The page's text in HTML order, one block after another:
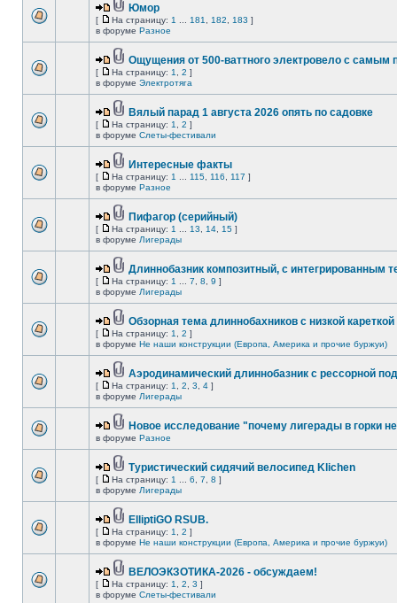
Юмор
[ На страницу: 1 181 182 183 ]
в форуме Разное
Ощущения от 500-ваттного электровело с самым
[ На страницу: 1 2 ]
в форуме Электротяга
Вялый парад 1 августа 2026 опять по садовке
[ На страницу: 1 2 ]
в форуме Слеты-фестивали
Интересные факты
[ На страницу: 1 115 116 117 ]
в форуме Разное
Пифагор (серийный)
[ На страницу: 1 13 14 15 ]
в форуме Лигерады
Длиннобазник композитный, с интегрированным
[ На страницу: 1 7 8 9 ]
в форуме Лигерады
Обзорная тема длиннобахников с низкой кареткой
[ На страницу: 1 2 ]
в форуме Не наши конструкции (Европа, Америка и прочие буржуи)
Аэродинамический длиннобазник с рессорной
[ На страницу: 1 2 3 4 ]
в форуме Лигерады
Новое исследование "почему лигерады в горки
в форуме Разное
Туристический сидячий велосипед Klichen
[ На страницу: 1 6 7 8 ]
в форуме Лигерады
ElliptiGO RSUB.
[ На страницу: 1 2 ]
в форуме Не наши конструкции (Европа, Америка и прочие буржуи)
ВЕЛОЭКЗОТИКА-2026 - обсуждаем!
[ На страницу: 1 2 3 ]
в форуме Слеты-фестивали